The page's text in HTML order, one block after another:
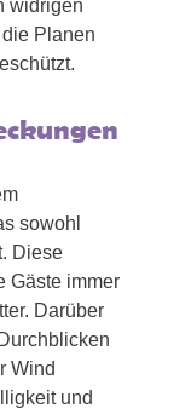
widrigen
Planen
sowohl
Diese
Gäste immer
Darüber
Wind
und